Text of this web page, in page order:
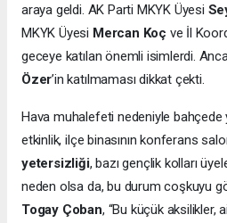
araya geldi. AK Parti MKYK Üyesi
MKYK Üyesi Mercan Koç ve İl
geceye katılan önemli isimlerdi.
Özer’in katılmaması dikkat çekti.
Hava muhalefeti nedeniyle bahçede
etkinlik, ilçe binasının konferans
yetersizliği, bazı gençlik kolları
neden olsa da, bu durum coşkuyu
Togay Çoban, “Bu küçük aksilikler,